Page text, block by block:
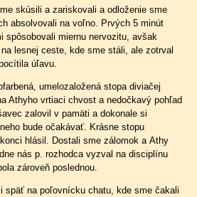
skúsili a zariskovali a odloženie sme
absolvovali na voľno. Prvých 5 minút
spôsobovali miernu nervozitu, avšak
lesnej ceste, kde sme stáli, ale zotrval
úľavu.
umelozaložená stopa diviačej
Athyho vrtiaci chvost a nedočkavý pohľad
zalovil v pamäti a dokonale si
bude očakávať. Krásne stopu
hlásil. Dostali sme zálomok a Athy
nás p. rozhodca vyzval na disciplínu
zároveň poslednou.
späť na poľovnícku chatu, kde sme čakali